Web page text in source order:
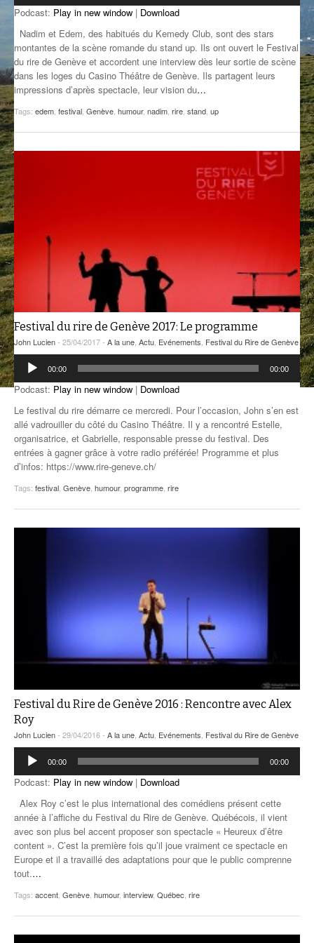
GROOVE N SUN
IL ÉTAIT UNE FOIS
L’ASTUCE DE LA PORTE EN BOIS
LA MINUTE LITTÉRAIRE
SONORIK
THEME FORCE
ZIRCONIUM
ANCIENNES ÉMISSIONS
PLUS DE MIX
Podcast: Play in new window | Download
Nadim et Edem, des habitués du Kemedy Club, sont des stars
montantes de la scène romande du stand up. Ils ont ouvert le Festival
du rire de Genève et accordent une interview dès leur sortie de scène
dans les loges du Casino Théâtre de Genève. Ils partagent leurs
impressions d’après spectacle, leur vision du…
Tags: edem festival Genève humour, nadim rire stand up
Festival du rire de Genève 2017: Le programme
John Lucien- 25/04/2017 - A la une Actu Evénements Festival du Rire de Genève
Lecteur
audio
00:00 00:00
Podcast: Play in new window | Download
Le festival du rire démarre ce mercredi. Pour l’occasion, John s’en est
allé vadrouiller du côté du Casino Théâtre. Il y a rencontré Estelle,
organisatrice, et Gabrielle, responsable presse du festival. Des
entrées à gagner grâce à votre radio préférée! Programme et plus
d’infos: https://www.rire-geneve.ch/
Tags: festival Genève humour, programme rire
Festival du Rire de Genève 2016 : Rencontre avec Alex
Roy
John Lucien- 29/04/2016 - A la une Actu Evénements Festival du Rire de Genève
Lecteur
audio
00:00 00:00
Podcast: Play in new window | Download
Alex Roy c’est le plus international des comédiens présent cette
année à l’affiche du Festival du Rire de Genève. Québécois, il vient
avec son plus bel accent proposer son spectacle « Heureux d’être
content ». C’est la première fois qu’il joue vraiment ce spectacle en
Europe et il a travaillé des adaptations pour que le public comprenne
tout.…
Tags: accent Genève humour, interview, Québec rire